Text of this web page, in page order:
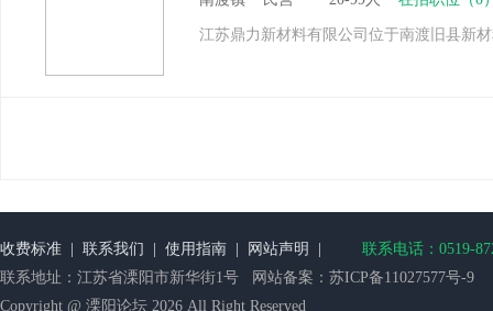
江苏鼎力新材料有限公司位于南渡旧县新
收费标准 联系我们 使用指南 网站声明
联系电话：0519-
联系地址：江苏省溧阳市新华街1号 网站备案： 苏ICP备11027577号-9
Copyright @ 溧阳论坛 2026 All Right Reserved